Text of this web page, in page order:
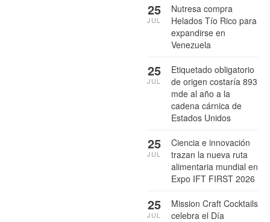
Nutresa compra
Helados Tío Rico para
expandirse en
Venezuela
25
JUL
Etiquetado obligatorio
de origen costaría 893
mde al año a la
cadena cárnica de
Estados Unidos
25
JUL
Ciencia e innovación
trazan la nueva ruta
alimentaria mundial en
Expo IFT FIRST 2026
25
JUL
Mission Craft Cocktails
celebra el Día
25
JUL